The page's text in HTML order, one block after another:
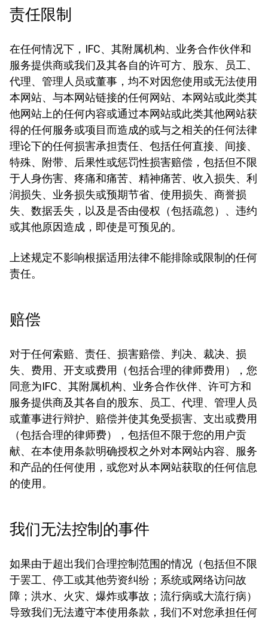
责任限制
在任何情况下，IFC、其附属机构、业务合作伙伴和
服务提供商或我们及其各自的许可方、股东、员工、
代理、管理人员或董事，均不对因您使用或无法使用
本网站、与本网站链接的任何网站、本网站或此类其
他网站上的任何内容或通过本网站或此类其他网站获
得的任何服务或项目而造成的或与之相关的任何法律
理论下的任何损害承担责任、包括任何直接、间接、
特殊、附带、后果性或惩罚性损害赔偿，包括但不限
于人身伤害、疼痛和痛苦、精神痛苦、收入损失、利
润损失、业务损失或预期节省、使用损失、商誉损
失、数据丢失，以及是否由侵权（包括疏忽）、违约
或其他原因造成，即使是可预见的。
上述规定不影响根据适用法律不能排除或限制的任何
责任。
赔偿
对于任何索赔、责任、损害赔偿、判决、裁决、损
失、费用、开支或费用（包括合理的律师费用），您
同意为IFC、其附属机构、业务合作伙伴、许可方和
服务提供商及其各自的股东、员工、代理、管理人员
或董事进行辩护、赔偿并使其免受损害、支出或费用
（包括合理的律师费），包括但不限于您的用户贡
献、在本使用条款明确授权之外对本网站内容、服务
和产品的任何使用，或您对从本网站获取的任何信息
的使用。
我们无法控制的事件
如果由于超出我们合理控制范围的情况（包括但不限
于罢工、停工或其他劳资纠纷；系统或网络访问故
障；洪水、火灾、爆炸或事故；流行病或大流行病）
导致我们无法遵守本使用条款，我们不对您承担任何